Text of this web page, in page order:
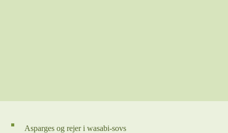
Asparges og rejer i wasabi-sovs